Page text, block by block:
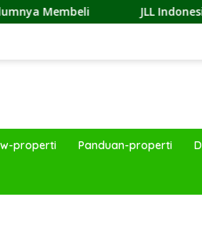
JLL Indonesia Raih
properti Panduan-properti